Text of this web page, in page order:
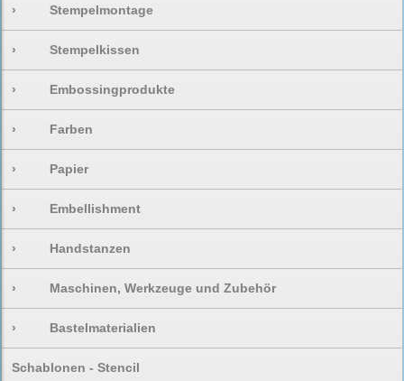
› Stempelmontage
› Stempelkissen
› Embossingprodukte
› Farben
› Papier
› Embellishment
› Handstanzen
› Maschinen, Werkzeuge und Zubehör
› Bastelmaterialien
Schablonen - Stencil